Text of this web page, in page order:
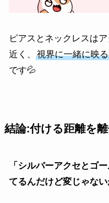
ピアスとネックレスは
近く、 視界に一緒に映
です💦
結論:付ける距離を
「シルバーアクセとゴ
てるんだけど変じゃない